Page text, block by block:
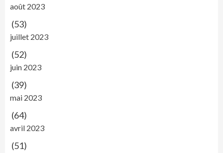
août 2023
(53)
juillet 2023
(52)
juin 2023
(39)
mai 2023
(64)
avril 2023
(51)